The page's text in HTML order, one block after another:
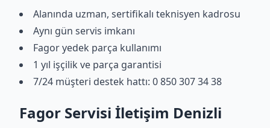
Alanında uzman, sertifikalı teknisyen kadrosu
Aynı gün servis imkanı
Fagor yedek parça kullanımı
1 yıl işçilik ve parça garantisi
7/24 müşteri destek hattı: 0 850 307 34 38
Fagor Servisi İletişim Denizli